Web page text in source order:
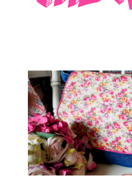
Woman
The
Amazing
Iron
Woman
Articles